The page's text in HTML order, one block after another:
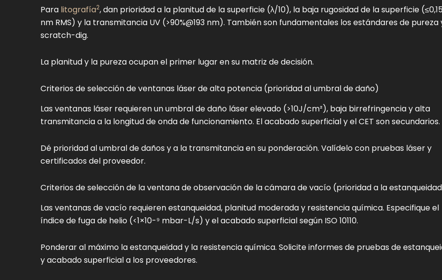
Para litografía2, dan prioridad a la planitud de la superficie (λ/10), la baja rugosidad de la superficie (≤0,15
nm RMS) y la transmitancia UV (>90%@193 nm). También son fundamentales los estándares de pureza
scratch-dig.
La planitud y la pureza ocupan el primer lugar en su matriz de decisión.
Criterios de selección de ventanas láser de alta potencia (prioridad al umbral de daño)
Las ventanas láser requieren un umbral de daño láser elevado (>10J/cm²), baja birrefringencia y alta
transmitancia a la longitud de onda de funcionamiento. El acabado superficial y el CET son secundarios.
Dé prioridad al umbral de daños y a la transmitancia en su ponderación. Valídelo con pruebas láser y
certificados del proveedor.
Criterios de selección de la ventana de observación de la cámara de vacío (prioridad a la
Las ventanas de vacío requieren estanqueidad, planitud moderada y resistencia química. Especifique el
índice de fuga de helio (<1×10-⁹ mbar-L/s) y el acabado superficial según ISO 10110.
Ponderar al máximo la estanqueidad y la resistencia química. Solicite informes de pruebas de
y acabado superficial a los proveedores.